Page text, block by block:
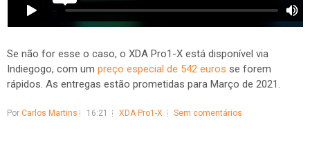
Se não for esse o caso, o XDA Pro1-X está disponível via
Indiegogo, com um preço especial de 542 euros se forem
rápidos. As entregas estão prometidas para Março de 2021.
Por Carlos Martins 16:21 XDA Pro1-X Sem comentários